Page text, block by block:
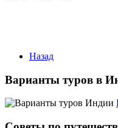
Назад
Варианты туров в